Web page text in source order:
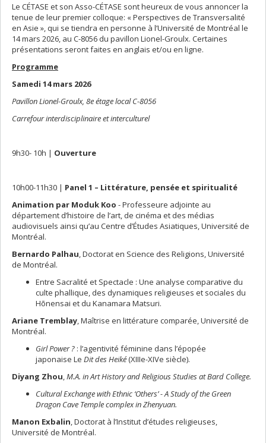
Le CÉTASE et son Asso-CÉTASE sont heureux de vous annoncer la
tenue de leur premier colloque: « Perspectives de Transversalité
en Asie », qui se tiendra en personne à l’Université de Montréal le
14 mars 2026, au C-8056 du pavillon Lionel-Groulx. Certaines
présentations seront faites en anglais et/ou en ligne.
Programme
Samedi 14 mars 2026
Pavillon Lionel-Groulx, 8e étage local C-8056
Carrefour interdisciplinaire et interculturel
9h30- 10h | Ouverture
10h00-11h30 | Panel 1 – Littérature, pensée et spiritualité
Animation par Moduk Koo - Professeure adjointe au
département d’histoire de l’art, de cinéma et des médias
audiovisuels ainsi qu’au Centre d’Études Asiatiques, Université de
Montréal.
Bernardo Palhau , Doctorat en Science des Religions, Université
de Montréal.
Entre Sacralité et Spectacle : Une analyse comparative du
culte phallique, des dynamiques religieuses et sociales du
Hōnensai et du Kanamara Matsuri.
Ariane Tremblay , Maîtrise en littérature comparée, Université de
Montréal.
Girl Power ? : l’agentivité féminine dans l’épopée
japonaise Le Dit des Heiké(XIIIe-XIVe siècle).
Diyang Zhou M.A. in Art History and Religious Studies at Bard College.
Cultural Exchange with Ethnic ‘Others’ - A Study of the Green
Dragon Cave Temple complex in Zhenyuan.
Manon Exbalin , Doctorat à l’Institut d’études religieuses,
Université de Montréal.